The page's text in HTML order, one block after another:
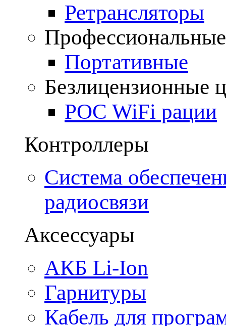
Ретрансляторы
Портативные
Безлицензионные
POC WiFi рации
Контроллеры
Система
радиосвязи
Аксессуары
АКБ Li-Ion
Гарнитуры
Кабель для